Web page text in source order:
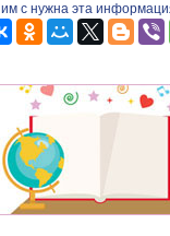
им с нужна эта